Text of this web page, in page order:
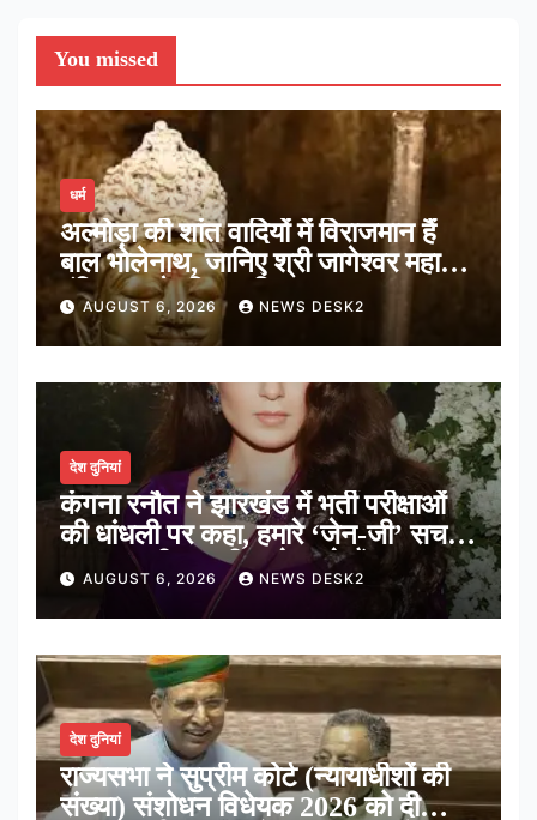
You missed
धर्म
अल्मोड़ा की शांत वादियों में विराजमान हैं
बाल भोलेनाथ, जानिए श्री जागेश्वर महादेव
मंदिर का पौराणिक इतिहास
AUGUST 6, 2026 NEWS DESK2
देश दुनियां
कंगना रनौत ने झारखंड में भर्ती परीक्षाओं
की धांधली पर कहा, हमारे ‘जेन-जी’ सच में
हर तरह की तकलीफ झेल रहे हैं
AUGUST 6, 2026 NEWS DESK2
देश दुनियां
राज्यसभा ने सुप्रीम कोर्ट (न्यायाधीशों की
संख्या) संशोधन विधेयक 2026 को दी